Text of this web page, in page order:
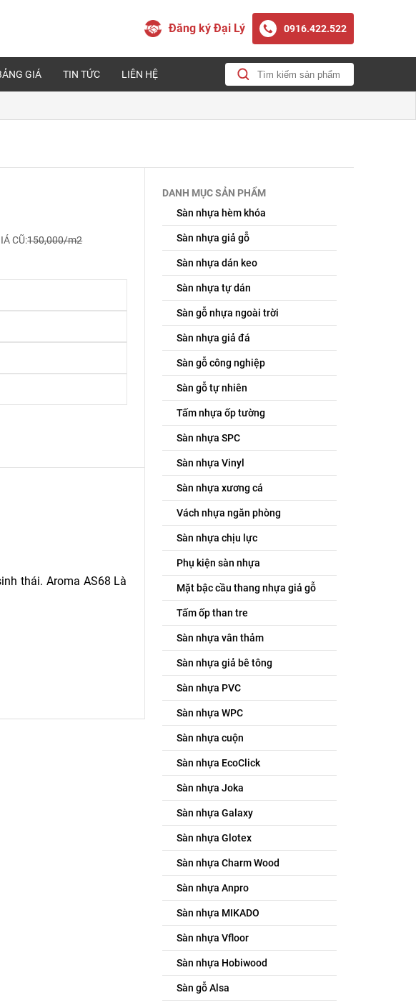
Đăng ký Đại Lý 0916.422.522
GIÁ TIN TỨC LIÊN HỆ
CŨ:150,000/m2
thái. Aroma AS68 Là
DANH MỤC SẢN PHẨM
Sàn nhựa hèm khóa
Sàn nhựa giả gỗ
Sàn nhựa dán keo
Sàn nhựa tự dán
Sàn gỗ nhựa ngoài trời
Sàn nhựa giả đá
Sàn gỗ công nghiệp
Sàn gỗ tự nhiên
Tấm nhựa ốp tường
Sàn nhựa SPC
Sàn nhựa Vinyl
Sàn nhựa xương cá
Vách nhựa ngăn phòng
Sàn nhựa chịu lực
Phụ kiện sàn nhựa
Mặt bậc cầu thang nhựa giả gỗ
Tấm ốp than tre
Sàn nhựa vân thảm
Sàn nhựa giả bê tông
Sàn nhựa PVC
Sàn nhựa WPC
Sàn nhựa cuộn
Sàn nhựa EcoClick
Sàn nhựa Joka
Sàn nhựa Galaxy
Sàn nhựa Glotex
Sàn nhựa Charm Wood
Sàn nhựa Anpro
Sàn nhựa MIKADO
Sàn nhựa Vfloor
Sàn nhựa Hobiwood
Sàn gỗ Alsa